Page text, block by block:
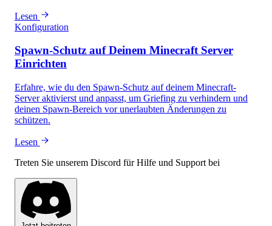
Lesen
Konfiguration
Spawn-Schutz auf Deinem Minecraft Server
Einrichten
Erfahre, wie du den Spawn-Schutz auf deinem Minecraft-
Server aktivierst und anpasst, um Griefing zu verhindern und
deinen Spawn-Bereich vor unerlaubten Änderungen zu
schützen.
Lesen
Treten Sie unserem Discord für Hilfe und Support bei